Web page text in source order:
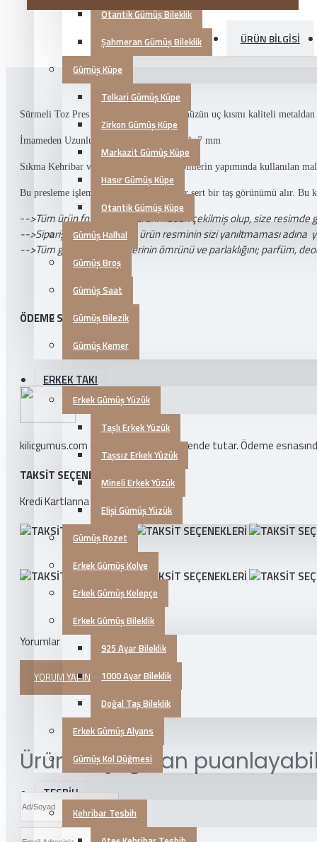
Otantik Gümüş Bileklik
Şahmeran Gümüş Bileklik
Gümüş Küpe
Telkari Gümüş Küpe
Zirkon Gümüş Küpe
Markazit Gümüş Küpe
Hasır Gümüş Küpe
Otantik Gümüş Küpe
Gümüş Halhal
Gümüş Broş
Gümüş Saat
Gümüş Bilezik
Gümüş Kemer
ERKEK TAKI
Erkek Gümüş Yüzük
Taşlı Erkek Yüzük
Taşsız Erkek Yüzük
Mineli Erkek Yüzük
Elişi Gümüş Yüzük
Gümüş Rozet
Erkek Gümüş Kolye
Erkek Gümüş Kelepçe
Erkek Gümüş Bileklik
925 Ayar Bileklik
1000 Ayar Bileklik
Doğal Taş Bileklik
Erkek Gümüş Alyans
Gümüş Kol Düğmesi
TESBİH
Kehribar Tesbih
ÜRÜN BILGISI
Sürmeli Toz Pres Kehribar tesbih Ürünümüzün uç kısmı kaliteli
İmameden Uzunluk : 24 cm Tane Ebat : 11x7 mm
Sıkma Kehribar veya damla kehribar tesbihlerin yapımında kullanılan
Bu presleme işlemi sayesinde tozlar tekrar sert bir taş görünümü alır. Bu
-->Tüm ürün fotoğrafları tarafımızdan çekilmiş olup, size resimde
-->Sipariş vermeden önce ürün resminin sizi yanıltmaması adına
-->Tüm gümüş takı ürünlerinin ömrünü ve parlaklığını; parfüm,
ÖDEME SEÇENEKLERI
kilicgumus.com ödeme bilgilerinizi güvende tutar. Ödeme
TAKSIT SEÇENEKLERI
Kredi Kartlarına 3 Taksit İmkanı!
Yorumlar
YORUM YAPINIZ
Ürünü aşağıdan